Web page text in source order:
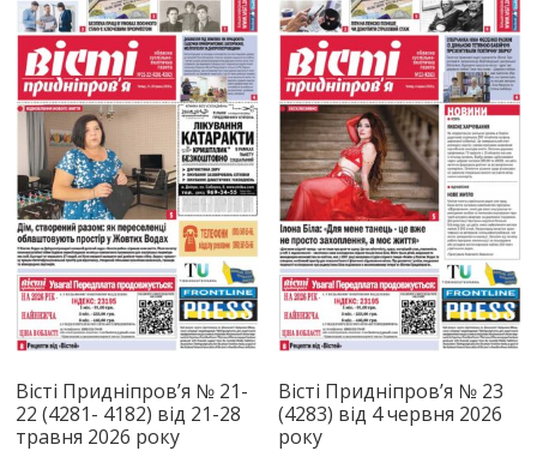
Вісті Придніпров’я № 21-
22 (4281- 4182) від 21-28
травня 2026 року
Вісті Придніпров’я № 23
(4283) від 4 червня 2026
року